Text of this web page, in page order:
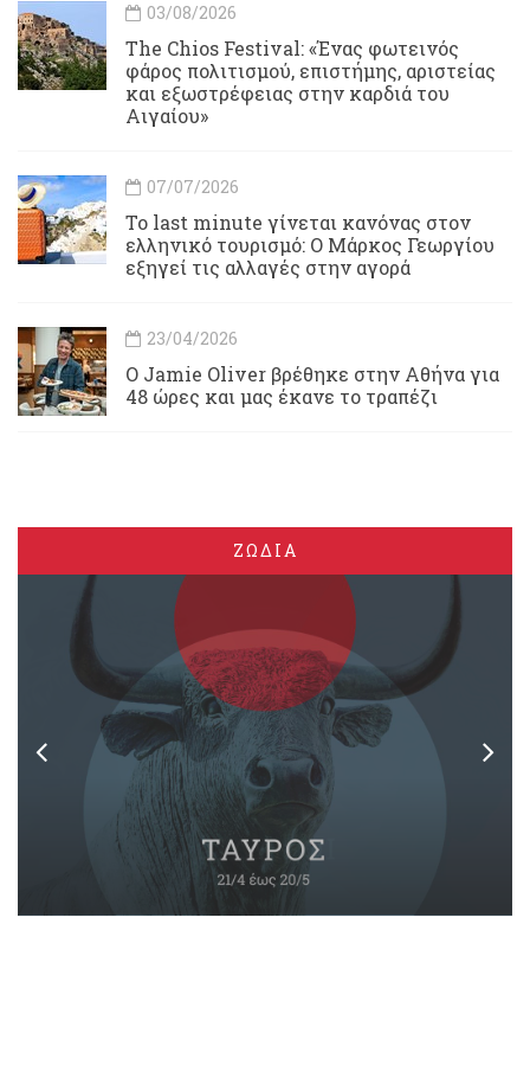
03/08/2026
Τhe Chios Festival: «Ένας φωτεινός
φάρος πολιτισμού, επιστήμης, αριστείας
και εξωστρέφειας στην καρδιά του
Αιγαίου»
07/07/2026
Το last minute γίνεται κανόνας στον
ελληνικό τουρισμό: Ο Μάρκος Γεωργίου
εξηγεί τις αλλαγές στην αγορά
23/04/2026
Ο Jamie Oliver βρέθηκε στην Αθήνα για
48 ώρες και μας έκανε το τραπέζι
ΖΩΔΙΑ